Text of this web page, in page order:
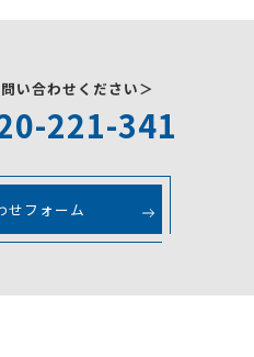
い合わせください＞
221-341
せフォーム